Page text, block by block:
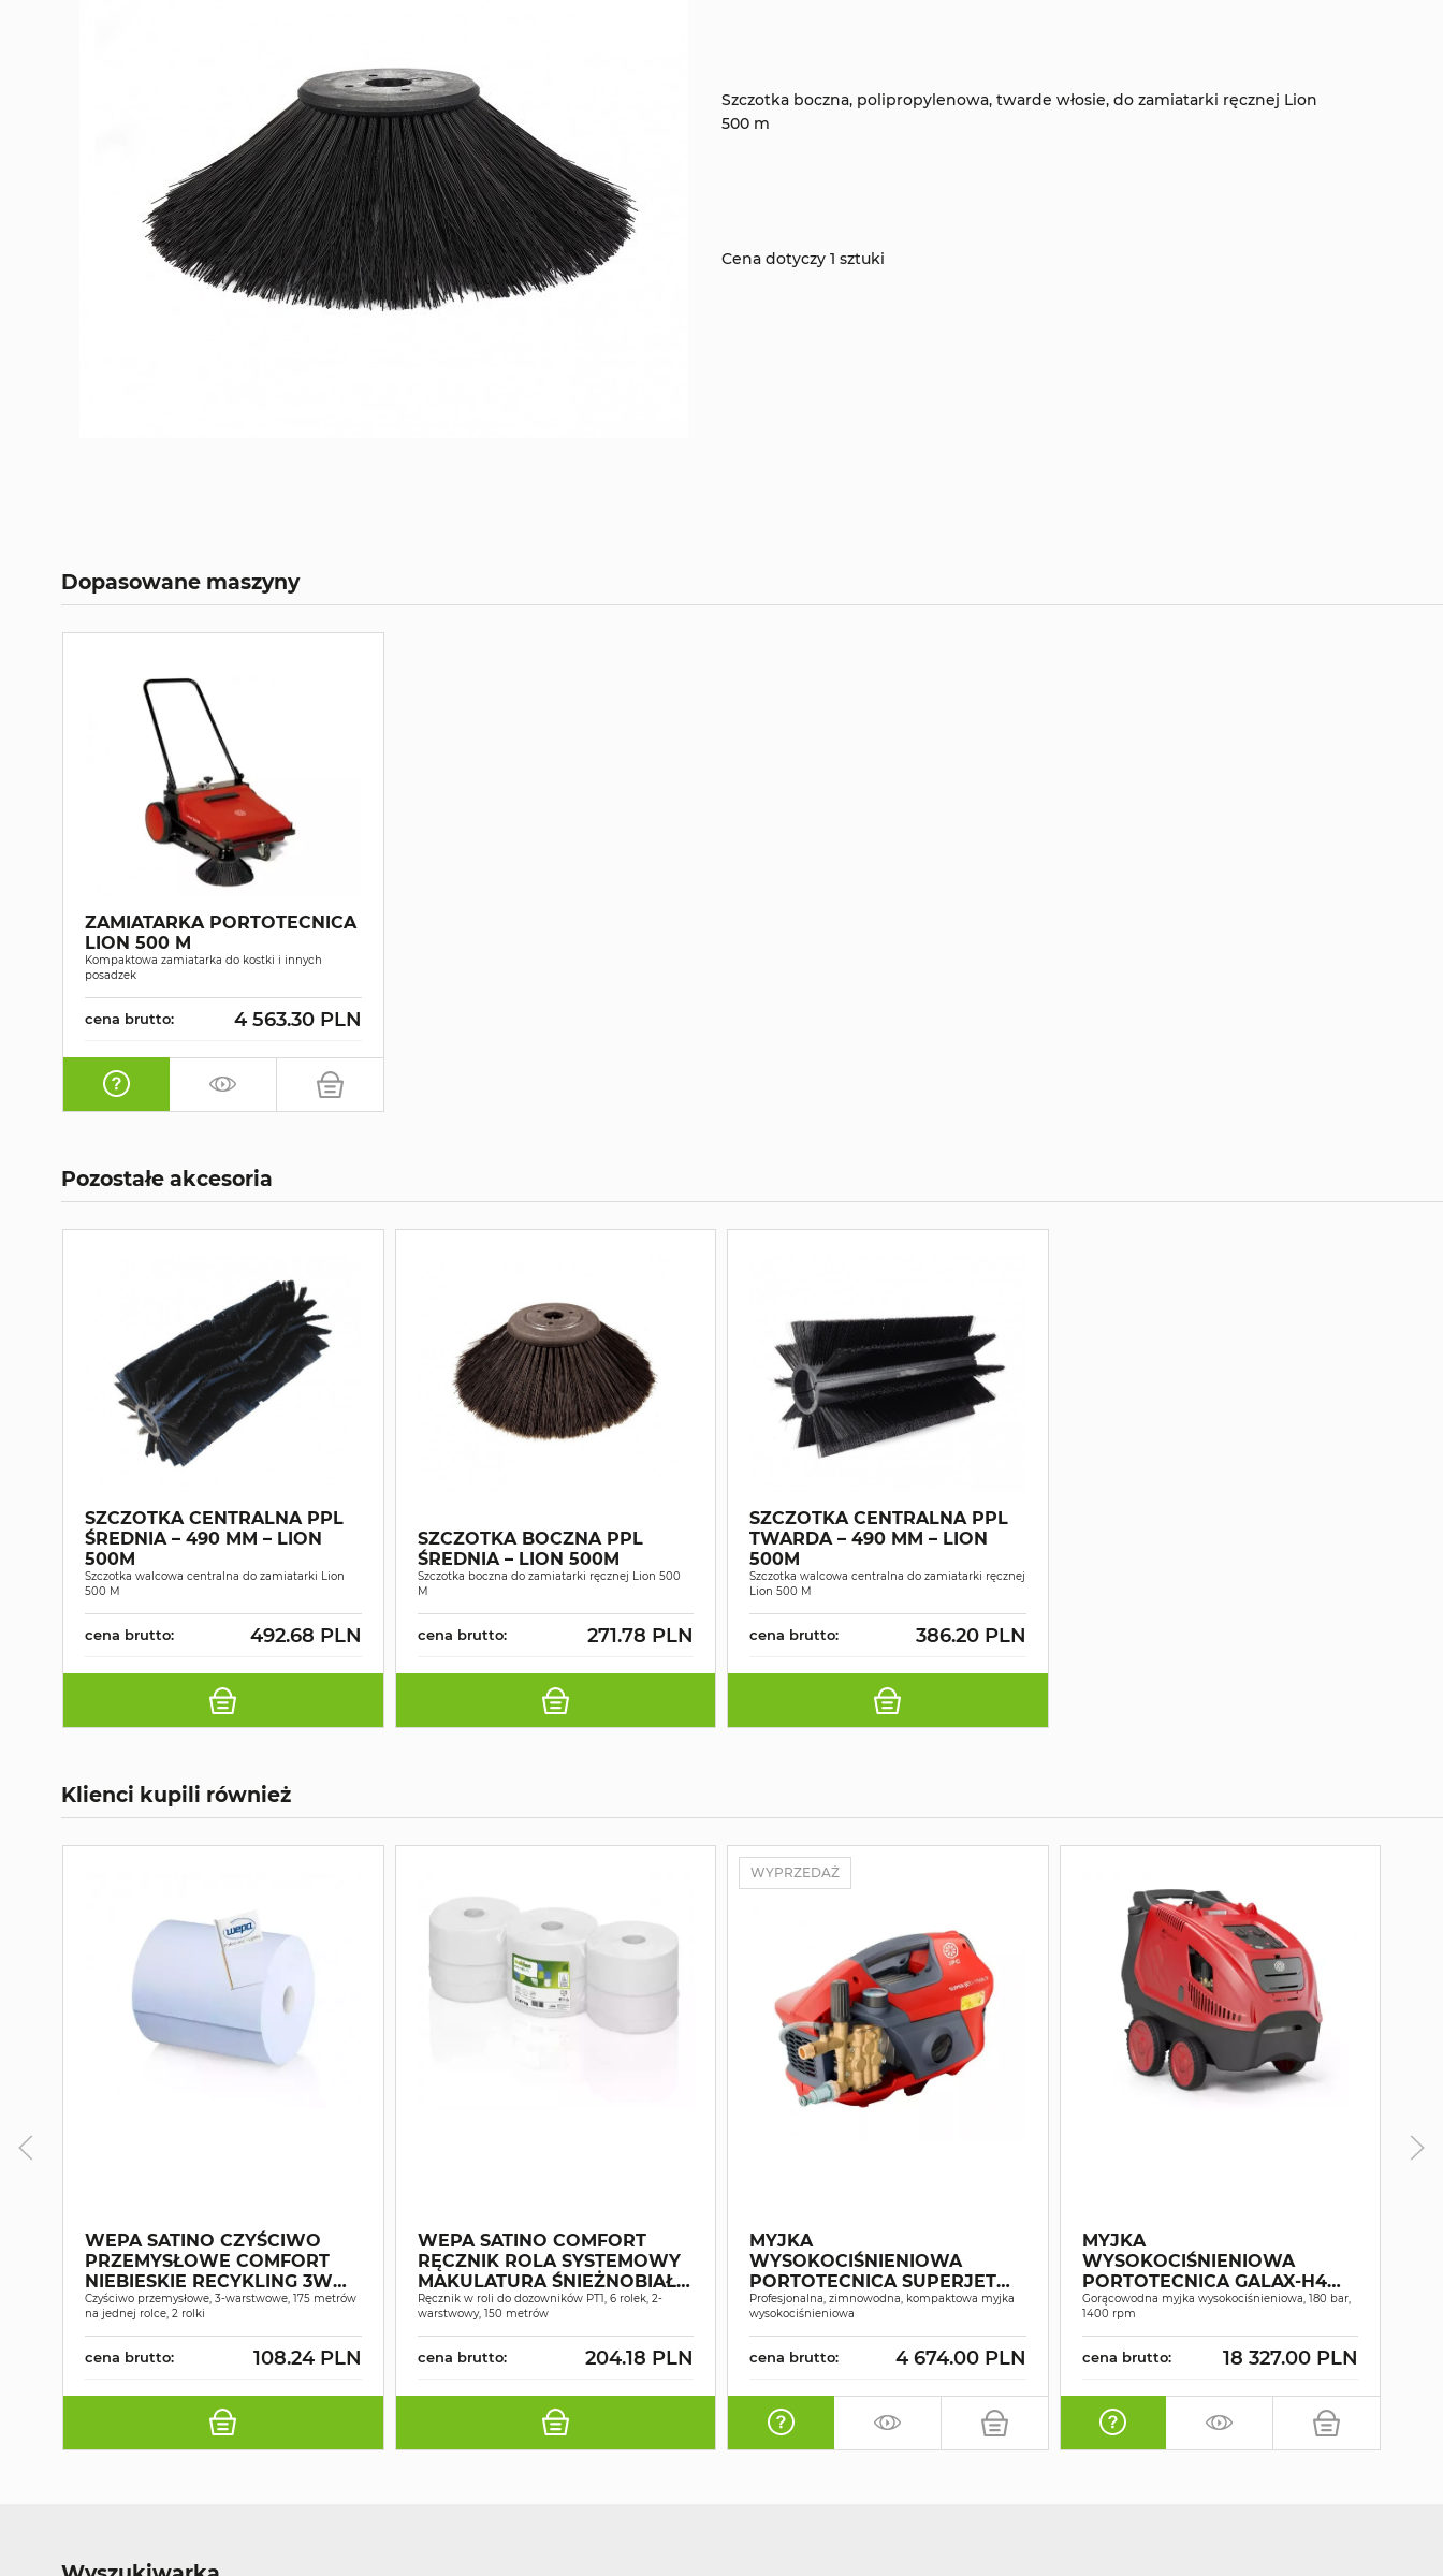
Szczotka boczna, polipropylenowa, twarde włosie, do zamiatarki ręcznej Lion
500 m
Cena dotyczy 1 sztuki
Dopasowane maszyny
ZAMIATARKA PORTOTECNICA
LION 500 M
Kompaktowa zamiatarka do kostki i innych
posadzek
cena brutto: 4 563.30 PLN
Pozostałe akcesoria
SZCZOTKA CENTRALNA PPL
ŚREDNIA – 490 MM – LION
500M
Szczotka walcowa centralna do zamiatarki Lion
500 M
cena brutto: 492.68 PLN
SZCZOTKA BOCZNA PPL
ŚREDNIA – LION 500M
Szczotka boczna do zamiatarki ręcznej Lion 500
M
cena brutto: 271.78 PLN
SZCZOTKA CENTRALNA PPL
TWARDA – 490 MM – LION
500M
Szczotka walcowa centralna do zamiatarki ręcznej
Lion 500 M
cena brutto: 386.20 PLN
Klienci kupili również
WEPA SATINO CZYŚCIWO
PRZEMYSŁOWE COMFORT
NIEBIESKIE RECYKLING 3W
175M A2
Czyściwo przemysłowe, 3-warstwowe, 175 metrów
na jednej rolce, 2 rolki
cena brutto: 108.24 PLN
WEPA SATINO COMFORT
RĘCZNIK ROLA SYSTEMOWY
MAKULATURA ŚNIEŻNOBIAŁY
2W 150MB A6
Ręcznik w roli do dozowników PT1, 6 rolek, 2-
warstwowy, 150 metrów
cena brutto: 204.18 PLN
WYPRZEDAŻ
MYJKA
WYSOKOCIŚNIENIOWA
PORTOTECNICA SUPERJET
1609P
Profesjonalna, zimnowodna, kompaktowa myjka
wysokociśnieniowa
cena brutto: 4 674.00 PLN
MYJKA
WYSOKOCIŚNIENIOWA
PORTOTECNICA GALAX-H4
D1813P4 T
Gorącowodna myjka wysokociśnieniowa, 180 bar,
1400 rpm
cena brutto: 18 327.00 PLN